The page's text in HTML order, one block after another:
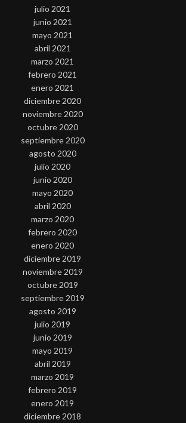
julio 2021
junio 2021
mayo 2021
abril 2021
marzo 2021
febrero 2021
enero 2021
diciembre 2020
noviembre 2020
octubre 2020
septiembre 2020
agosto 2020
julio 2020
junio 2020
mayo 2020
abril 2020
marzo 2020
febrero 2020
enero 2020
diciembre 2019
noviembre 2019
octubre 2019
septiembre 2019
agosto 2019
julio 2019
junio 2019
mayo 2019
abril 2019
marzo 2019
febrero 2019
enero 2019
diciembre 2018